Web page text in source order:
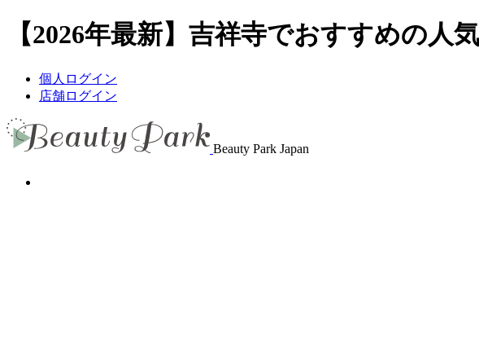
【2026年最新】吉祥寺でおすすめの
個人ログイン
店舗ログイン
Beauty Park Japan